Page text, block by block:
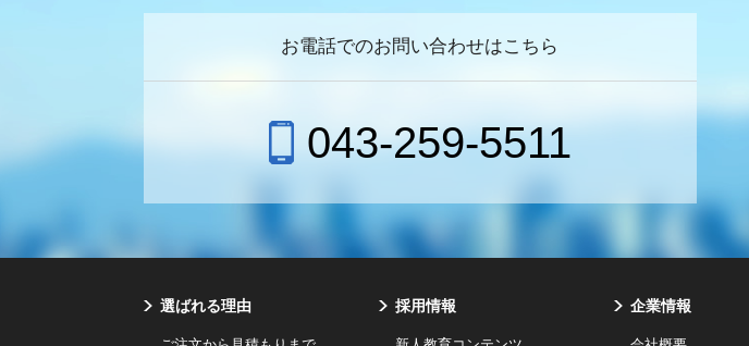
お電話でのお問い合わせはこちら
043-259-5511
選ばれる理由 採用情報 企業情報